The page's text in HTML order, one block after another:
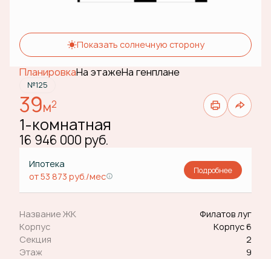
Показать солнечную сторону
ПланировкаНа этажеНа генплане
№125
39м2
1-комнатная
16 946 000 руб.
Ипотека
от 53 873 руб./мес
Подробнее
Название ЖК
Филатов луг
Корпус
Корпус 6
Секция
2
Этаж
9